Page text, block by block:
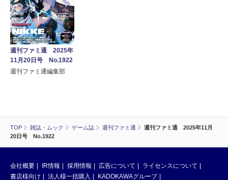
TOP 雑誌・ムック ゲーム誌 週刊ファミ通
週刊ファミ通 2025年11月
20日号 No.1922
週刊ファミ通 2025年
11月20日号 No.1922
週刊ファミ通編集部
会社概要 IR情報 採用情報 広告について
ライセンスについて
書店様向け
法人様一括購入 KADOKAWAグループ